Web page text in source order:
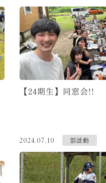
【24期生】同窓会!!
2024.07.10 部活動